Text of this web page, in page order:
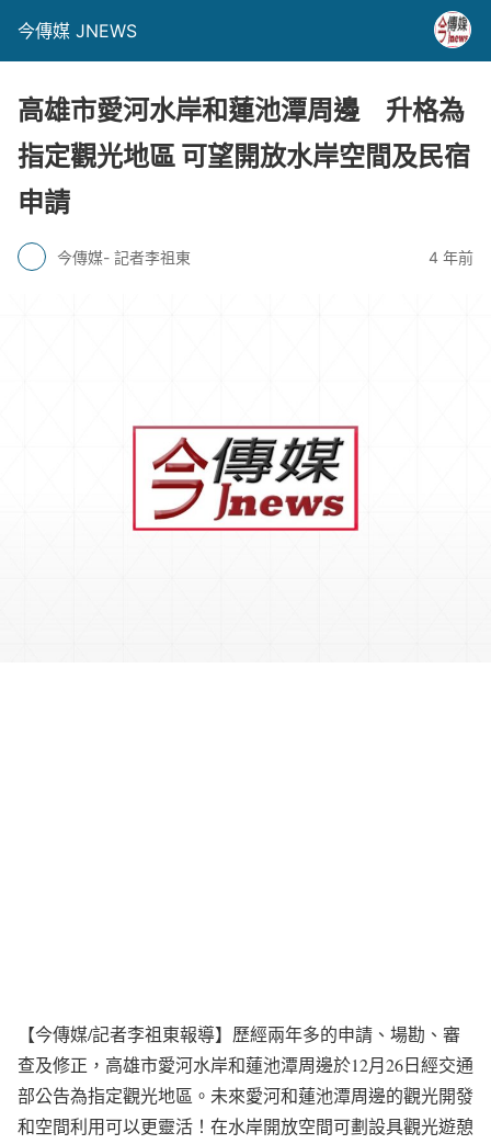
今傳媒 JNEWS
高雄市愛河水岸和蓮池潭周邊 升格為
指定觀光地區 可望開放水岸空間及民宿
申請
今傳媒- 記者李祖東 4 年前
【今傳媒/記者李祖東報導】歷經兩年多的申請、場勘、審
查及修正，高雄市愛河水岸和蓮池潭周邊於12月26日經交通
部公告為指定觀光地區。未來愛河和蓮池潭周邊的觀光開發
和空間利用可以更靈活！在水岸開放空間可劃設具觀光遊憩